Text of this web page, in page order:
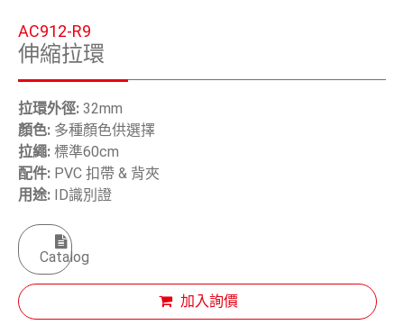
AC912-R9
伸縮拉環
拉環外徑: 32mm
顏色: 多種顏色供選擇
拉繩: 標準60cm
配件: PVC 扣帶 & 背夾
用途: ID識別證
Catalog
加入詢價
關於安慶
電子型錄
聯絡我們
English